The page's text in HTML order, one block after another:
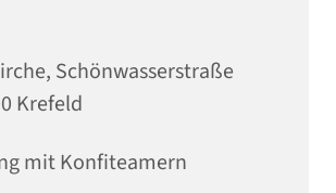
Schönwasserstraße
Krefeld
mit Konfiteamern